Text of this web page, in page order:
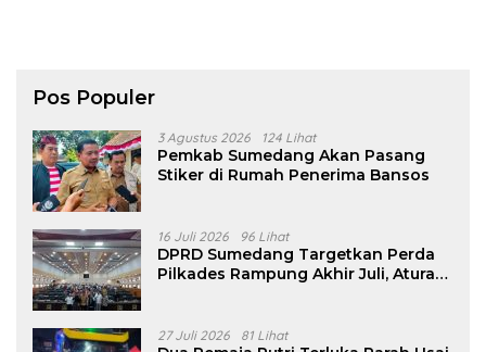
Pos Populer
3 Agustus 2026 124 Lihat
Pemkab Sumedang Akan Pasang
Stiker di Rumah Penerima Bansos
16 Juli 2026 96 Lihat
DPRD Sumedang Targetkan Perda
Pilkades Rampung Akhir Juli, Aturan
27 Juli 2026 81 Lihat